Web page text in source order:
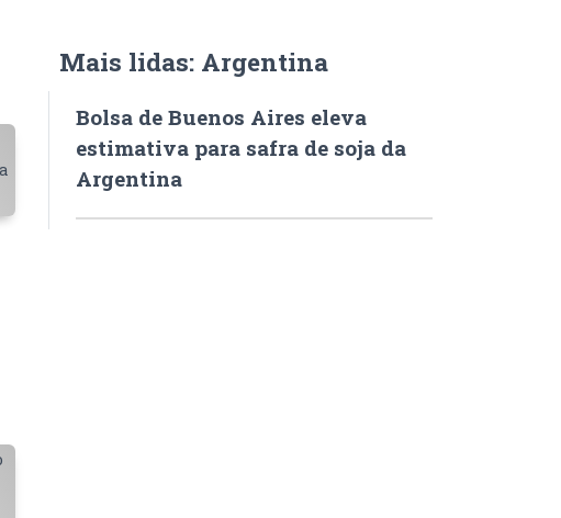
Mais lidas: Argentina
Bolsa de Buenos Aires eleva
estimativa para safra de soja da
Argentina